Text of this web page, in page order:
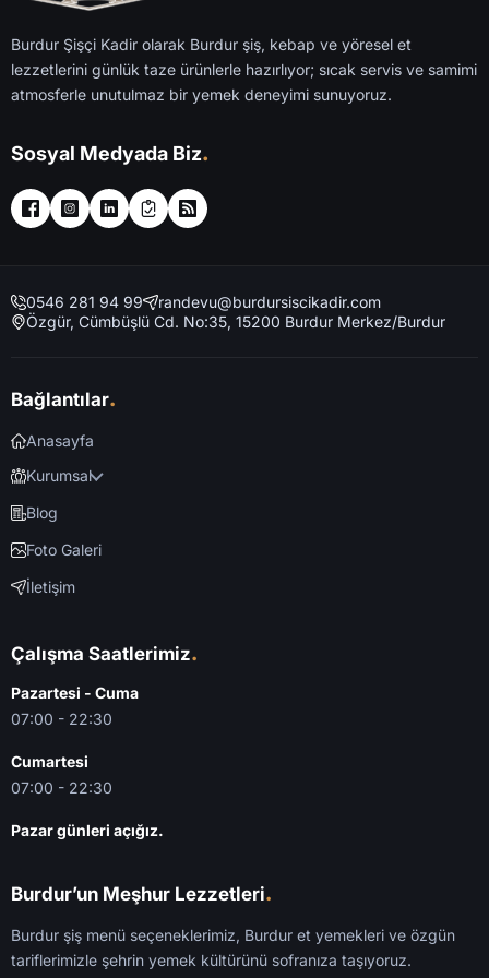
Burdur Şişçi Kadir olarak Burdur şiş, kebap ve yöresel et
lezzetlerini günlük taze ürünlerle hazırlıyor; sıcak servis ve samimi
atmosferle unutulmaz bir yemek deneyimi sunuyoruz.
Sosyal Medyada Biz.
0546 281 94 99
randevu@burdursiscikadir.com
Özgür, Cümbüşlü Cd. No:35, 15200 Burdur Merkez/Burdur
Bağlantılar.
Anasayfa
Kurumsal
Blog
Foto Galeri
İletişim
Çalışma Saatlerimiz.
Pazartesi - Cuma
07:00 - 22:30
Cumartesi
07:00 - 22:30
Pazar günleri açığız.
Burdur’un Meşhur Lezzetleri.
Burdur şiş menü seçeneklerimiz, Burdur et yemekleri ve özgün
tariflerimizle şehrin yemek kültürünü sofranıza taşıyoruz.